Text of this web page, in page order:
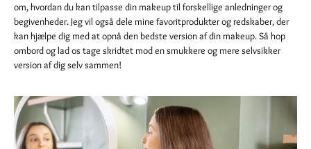
om, hvordan du kan tilpasse din makeup til forskellige anledninger og
begivenheder. Jeg vil også dele mine favoritprodukter og redskaber, der
kan hjælpe dig med at opnå den bedste version af din makeup. Så hop
ombord og lad os tage skridtet mod en smukkere og mere selvsikker
version af dig selv sammen!